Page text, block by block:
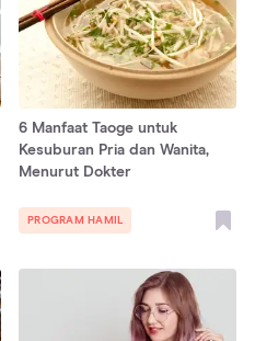
6 Manfaat Taoge untuk
Kesuburan Pria dan Wanita,
Menurut Dokter
PROGRAM HAMIL